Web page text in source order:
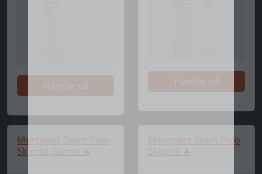
Handle nå Handle nå
Mercedes Team Polo
Skjorte, Dame 🔥
Mercedes Team Polo
Skjorte 🔥